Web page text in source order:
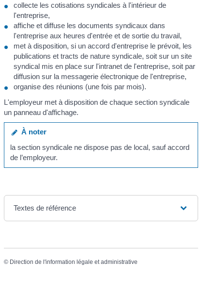
collecte les cotisations syndicales à l'intérieur de
l'entreprise,
affiche et diffuse les documents syndicaux dans
l'entreprise aux heures d'entrée et de sortie du travail,
met à disposition, si un accord d'entreprise le prévoit, les
publications et tracts de nature syndicale, soit sur un site
syndical mis en place sur l'intranet de l'entreprise, soit par
diffusion sur la messagerie électronique de l'entreprise,
organise des réunions (une fois par mois).
L'employeur met à disposition de chaque section syndicale
un panneau d'affichage.
À noter
la section syndicale ne dispose pas de local, sauf accord
de l’employeur.
Textes de référence
© Direction de l'information légale et administrative